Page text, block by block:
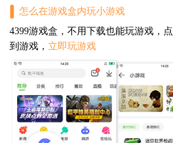
怎么在游戏盒内玩小游戏
4399游戏盒，不用下载也能玩游戏，
到游戏， 立即玩游戏